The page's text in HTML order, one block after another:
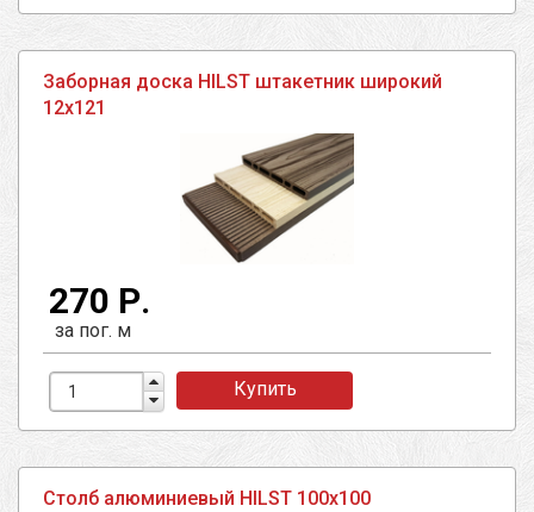
Заборная доска HILST штакетник широкий
12х121
270 Р.
за пог. м
Купить
Столб алюминиевый HILST 100х100